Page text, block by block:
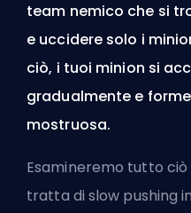
team nemico che si
e uccidere solo i
ciò, i tuoi minion si
gradualmente e
mostruosa.
Esamineremo tutto
tratta di slow pushing